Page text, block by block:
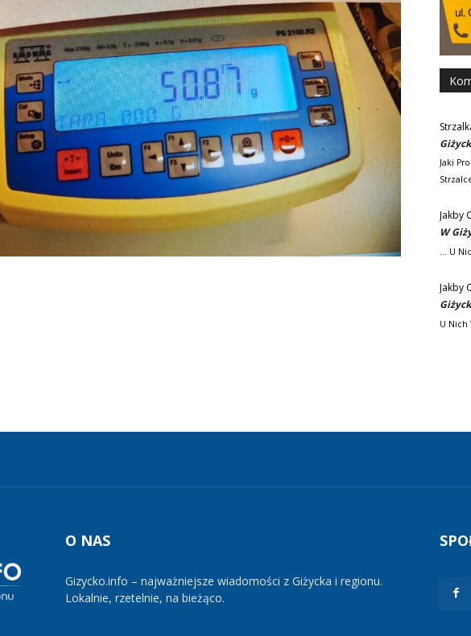
Jaki
Jakby
W
... U
Jakby
U Nich
O NAS
Gizycko.info – najważniejsze wiadomości z Giżycka i regionu.
Lokalnie, rzetelnie, na bieżąco.